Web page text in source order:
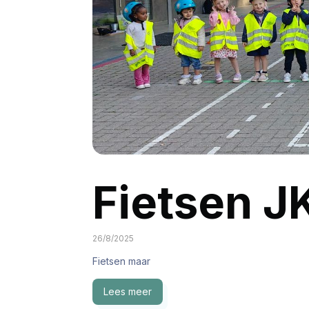
Fietsen
26/8/2025
Fietsen maar
Lees meer